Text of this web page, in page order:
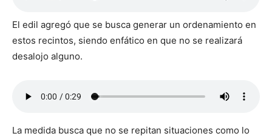
El edil agregó que se busca generar un ordenamiento en
estos recintos, siendo enfático en que no se realizará
desalojo alguno.
La medida busca que no se repitan situaciones como lo